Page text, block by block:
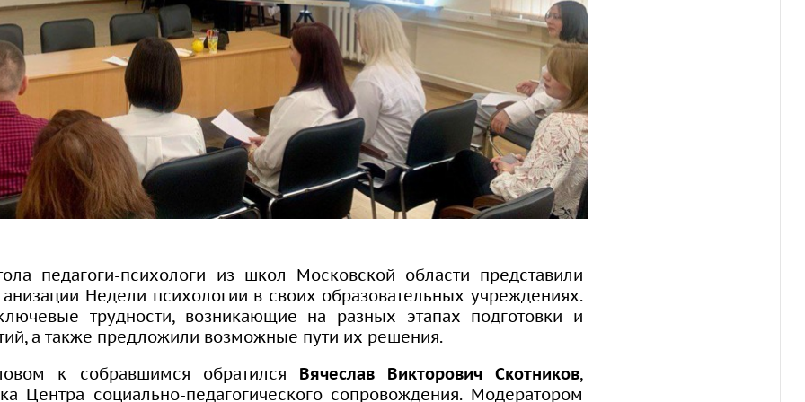
педагоги-психологи из школ Московской области представили
Недели психологии в своих образовательных учреждениях.
трудности, возникающие на разных этапах подготовки и
а также предложили возможные пути их решения.
к собравшимся обратился Вячеслав Викторович Скотников,
Центра социально-педагогического сопровождения. Модератором